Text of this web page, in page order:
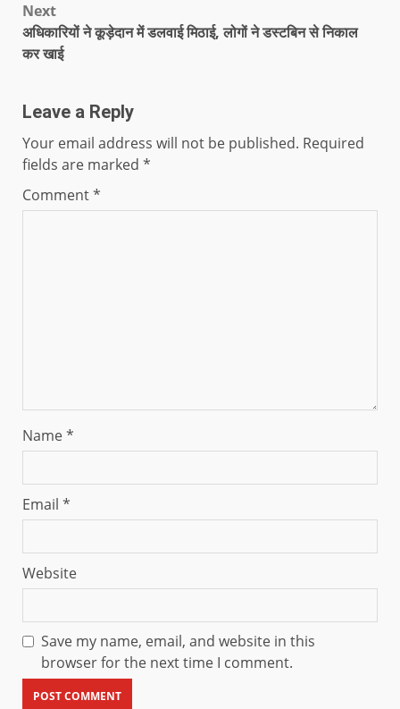
Next
अधिकारियों ने कूड़ेदान में डलवाई मिठाई, लोगों ने डस्टबिन से निकाल
कर खाई
Leave a Reply
Your email address will not be published. Required
fields are marked *
Comment*
Name*
Email *
Website
Save my name, email, and website in this
browser for the next time I comment.